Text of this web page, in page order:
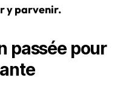
y parvenir.
passée pour